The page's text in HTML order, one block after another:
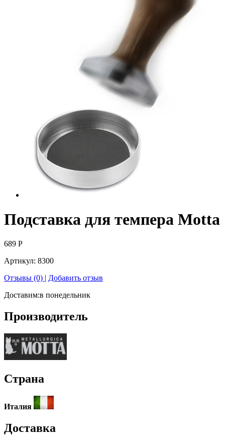
Подставка для темпера Motta
689 Р
Артикул: 8300
Отзывы (0) | Добавить отзыв
Доставим:в понедельник
Производитель
Страна
Италия
Доставка